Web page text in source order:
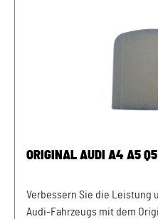
Unser Service für Sie: Um
wir Ihnen die Möglichkeit,
der Kaufabwicklung die 17-
VW: WVWZZZ... Audi:
mitzuteilen. Wir prüfen
zum Fahrzeug passt.
ORIGINAL AUDI A4 A5
Verbessern Sie die Leistung
Audi-Fahrzeugs mit dem